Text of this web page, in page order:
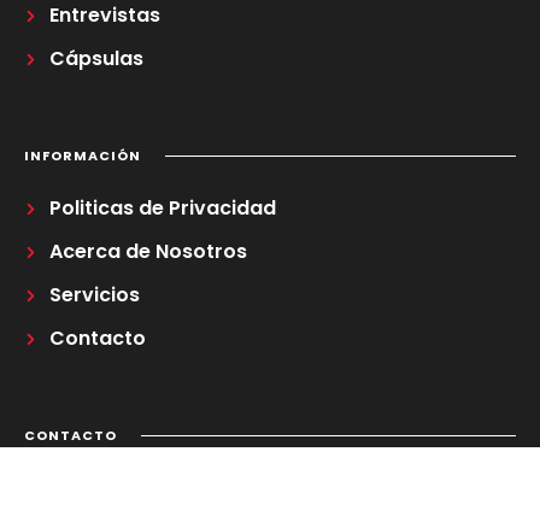
Entrevistas
Cápsulas
INFORMACIÓN
Politicas de Privacidad
Acerca de Nosotros
Servicios
Contacto
CONTACTO